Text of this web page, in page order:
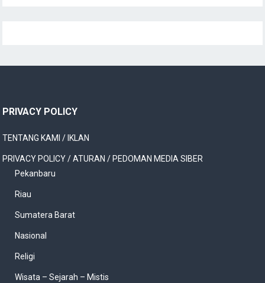
PRIVACY POLICY
TENTANG KAMI / IKLAN
PRIVACY POLICY / ATURAN / PEDOMAN MEDIA SIBER
Pekanbaru
Riau
Sumatera Barat
Nasional
Religi
Wisata – Sejarah – Mistis